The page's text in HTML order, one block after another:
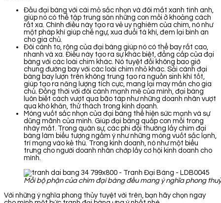
Đầu đại bàng với cái mỏ sắc nhọn và đôi mắt xanh tinh anh,
giúp nó có thể tập trung săn những con mồi ở khoảng cách
rất xa. Chính điều này tạo ra vẻ uy nghiêm của chim, nó như
một pháp khí giúp chế ngự, xua đuổi tà khí, đem lại bình an
cho gia chủ.
Đôi cánh to, rộng của đại bàng giúp nó có thể bay rất cao,
nhanh và xa. Điều này tạo ra sự khác biệt, đẳng cấp của đại
bàng với các loài chim khác. Nó tuyệt đối không bao giờ
chung đường bay với các loài chim nhỏ khác. Sải cánh đại
bàng bay lượn trên không trung tạo ra nguồn sinh khí tốt,
giúp tạo ra năng lượng tích cực, mang lại may mắn cho gia
chủ. Đồng thời với đôi cánh mạnh mẽ của mình, đại bàng
luôn biết cách vượt qua bão táp như những doanh nhân vượt
qua khó khăn, thử thách trong kinh doanh.
Móng vuốt sắc nhọn của đại bàng thể hiện sức mạnh và sự
dũng mãnh của mình. Giúp đại bàng quắp con mồi trong
nháy mắt. Trong quân sự, các phi đội thường lấy chim đại
bàng làm biểu tượng ngầm ý như những móng vuốt sắc lạnh,
trí mạng vào kẻ thù. Trong kinh doanh, nó như một biểu
trưng cho người doanh nhân chớp lấy cơ hội kinh doanh cho
mình.
Mỗi bộ phận của chim đại bàng đều mang ý nghĩa phong
Với những ý nghĩa phong thủy tuyệt vời trên, bạn hãy chọn ngay